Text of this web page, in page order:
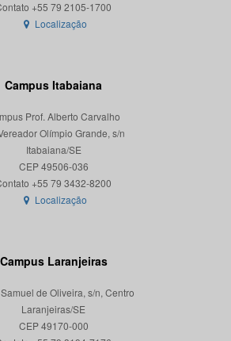
Localização
Campus Itabaiana
Prof. Alberto Carvalho
Olímpio Grande, s/n
Itabaiana/SE
CEP 49506-036
Localização
Campus Laranjeiras
de Oliveira, s/n, Centro
Laranjeiras/SE
CEP 49170-000